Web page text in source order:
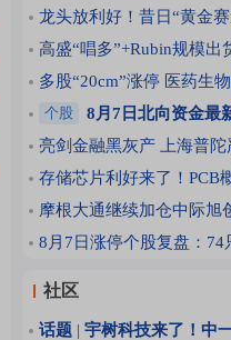
龙头放利好！昔日“黄金
高盛“唱多”+Rubin规模出
多股“20cm”涨停 医药生
个股
8月7日北向资金最
亮剑金融黑灰产 上海普
存储芯片利好来了！PCB
摩根大通继续加仓中际旭
8月7日涨停个股复盘：
社区
话题 | 宇树科技来了！中